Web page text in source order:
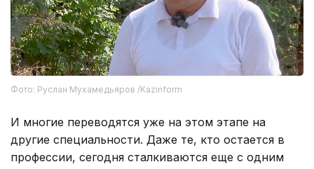
Фото: Руслан Мухамедьяров /Kazinform
И многие переводятся уже на этом этапе на
другие специальности. Даже те, кто остается в
профессии, сегодня сталкиваются еще с одним